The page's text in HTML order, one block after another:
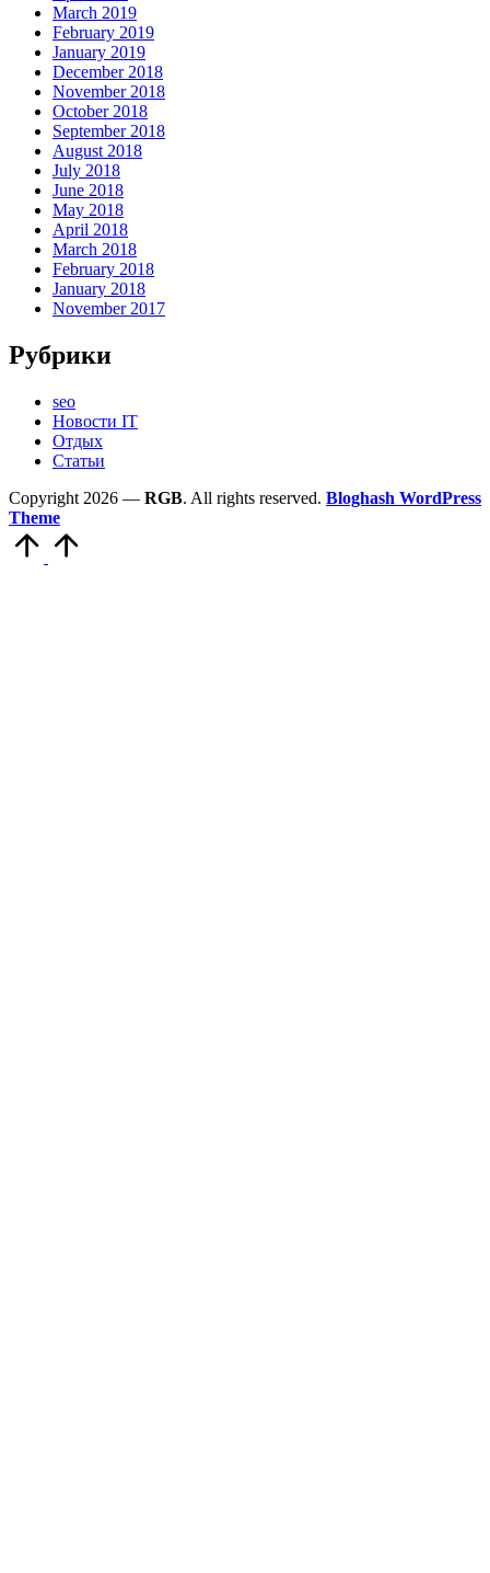
March 2019
February 2019
January 2019
December 2018
November 2018
October 2018
September 2018
August 2018
July 2018
June 2018
May 2018
April 2018
March 2018
February 2018
January 2018
November 2017
Рубрики
seo
Новости IT
Отдых
Статьи
Copyright 2026 — RGB. All rights reserved. Bloghash WordPress
Theme